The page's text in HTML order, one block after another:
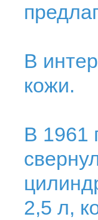
В
кожи.
В 1961
2,5 л,